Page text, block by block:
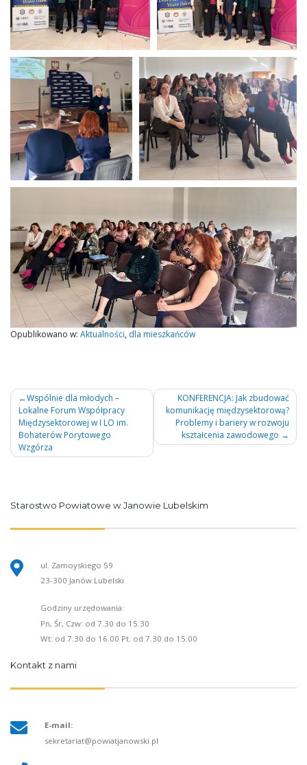
Opublikowano w: Aktualności, dla mieszkańców
Nawigacja
wpisu
Wspólnie dla młodych –
Lokalne Forum Współpracy
Międzysektorowej w I LO im.
Bohaterów Porytowego
Wzgórza
KONFERENCJA: Jak zbudować
komunikację międzysektorową?
Problemy i bariery w rozwoju
kształcenia zawodowego
Starostwo Powiatowe w Janowie Lubelskim
ul. Zamoyskiego 59
23-300 Janów Lubelski
Godziny urzędowania:
Pn, Śr, Czw: od 7.30 do 15.30
Wt: od 7.30 do 16.00 Pt: od 7.30 do 15.00
Kontakt z nami
E-mail:
sekretariat@powiatjanowski.pl